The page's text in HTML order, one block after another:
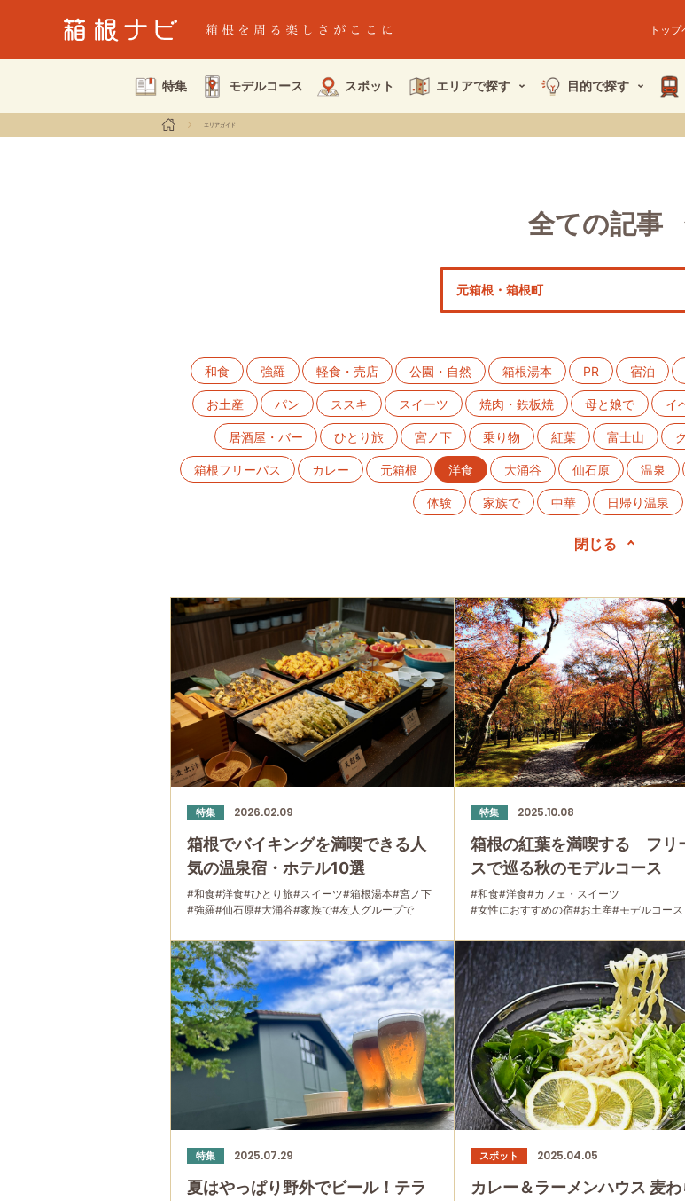
トッ
特集 モデルコース スポット エリアで探す 目的で探す
エリアガイド
全ての記事
スポット
モデルコース
イベント
和食 強羅 軽食・売店 公園・自然 箱根湯本 PR 宿泊
お土産 パン ススキ スイーツ 焼肉・鉄板焼 母と娘で イ
居酒屋・バー ひとり旅 宮ノ下 乗り物 紅葉 富士山
箱根フリーパス カレー 元箱根 洋食 大涌谷 仙石原 温泉
体験 家族で 中華 日帰り温泉
特集 2026.02.09
箱根でバイキングを満喫できる人
気の温泉宿・ホテル10選
#和食#洋食#ひとり旅#スイーツ#箱根湯本#宮ノ下
#強羅#仙石原#大涌谷#家族で#友人グループで
特集 2025.10.08
箱根の紅葉を満喫する フリ
スで巡る秋のモデルコース
#和食#洋食#カフェ・スイーツ
#女性におすすめの宿#お土産#モデルコース
#大涌谷#桃源台#日帰り温泉#温泉#家族で
#友人グループで #宿泊 #グルメ#乗り物#公
#母と娘で
特集 2025.07.29
夏はやっぱり野外でビール！テラ
スポット 2025.04.05
カレー＆ラーメンハウス 麦わ